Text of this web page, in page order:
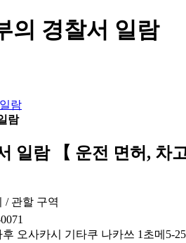
의 경찰서 일람
람
람
일람 【 운전 면허, 차
/ 관할 구역
후 오사카시 기타쿠 나카쓰 1초메5-25